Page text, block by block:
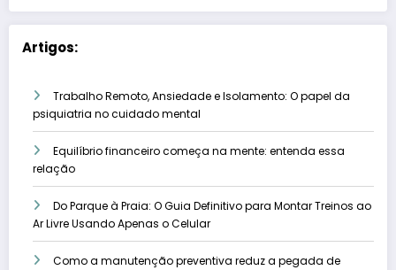
Artigos:
Trabalho Remoto, Ansiedade e Isolamento: O papel da
psiquiatria no cuidado mental
Equilíbrio financeiro começa na mente: entenda essa
relação
Do Parque à Praia: O Guia Definitivo para Montar Treinos ao
Ar Livre Usando Apenas o Celular
Como a manutenção preventiva reduz a pegada de